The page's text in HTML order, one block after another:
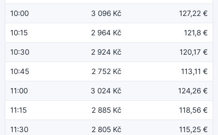
10:00 3 096 Kč 127,22 €
10:15 2 964 Kč 121,8 €
10:30 2 924 Kč 120,17 €
10:45 2 752 Kč 113,11 €
11:00 3 024 Kč 124,26 €
11:15 2 885 Kč 118,56 €
11:30 2 805 Kč 115,25 €